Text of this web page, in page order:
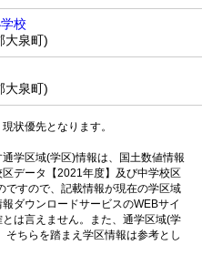
校
大泉町)
大泉町)
状優先となります。
学区域(学区)情報は、国土数値情報
データ【2021年度】及び中学校区
すので、記載情報が現在の学区域
ダウンロードサービスのWEBサイ
は言えません。また、通学区域(学
そちらを踏まえ学区情報は参考とし